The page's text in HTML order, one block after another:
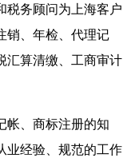
税务顾问为上海客户
销、年检、代理记
汇算清缴、工商审计
帐、商标注册的知
业经验、规范的工作